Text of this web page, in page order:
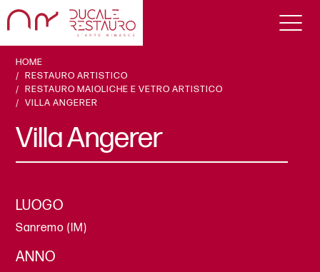
HOME
RESTAURO ARTISTICO
RESTAURO MAIOLICHE E VETRO ARTISTICO
VILLA ANGERER
Villa Angerer
LUOGO
Sanremo (IM)
ANNO